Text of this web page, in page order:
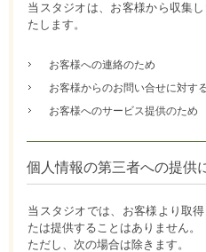
当スタジオは、お客様から収集
たします。
お客様への連絡のため
お客様からのお問い合せに対す
お客様へのサービス提供のため
個人情報の第三者への提供
当スタジオでは、お客様より取
たは提供することはありません。
ただし、次の場合は除きます。